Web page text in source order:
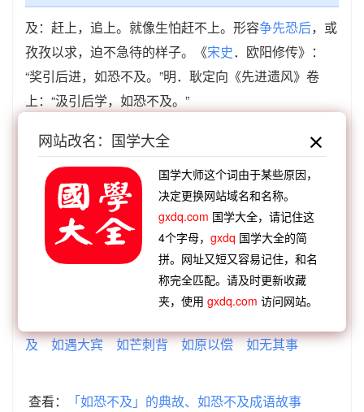
及：赶上，追上。就像生怕赶不上。形容争先恐后，或
孜孜以求，迫不急待的样子。《宋史．欧阳修传》：
“奖引后进，如恐不及。”明．耿定向《先进遗风》卷
上：“汲引后学，如恐不及。”
如恐不及 成语接龙
【顺接】： 及宾有鱼 及笄年华 及瓜而代
及时应
及门拜母 及锋而试 及门之士
及瓜而待
【顺接】：
无从企及 不可企及 鞭长可及
悔之亡
马尘不及 追驷不及 颜狂莫及
兄死弟及
言笑自如 我空真如
题柱相
狗彘不如 自愧不如
壁立相如
及
如遇大宾 如芒刺背 如原以偿 如无其事
查看：
「如恐不及」的典故、如恐不及成语故事
网站改名：国学大全
国学大师这个词由于某些原因，
决定更换网站域名和名称。
gxdq.com 国学大全，请记住这
4个字母，gxdq 国学大全的简
拼。网址又短又容易记住，和名
称完全匹配。请及时更新收藏
夹，使用gxdq.com 访问网站。